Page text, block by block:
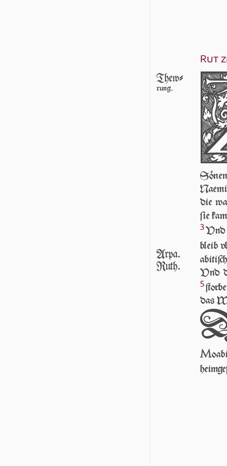
Rut
Thew-
rung.
Arpa.
Ruth.
die
ſie
3Vnd
bleib
Vnd
5
das
M